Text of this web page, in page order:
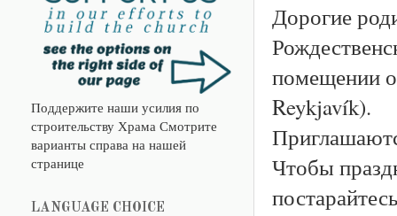
Дорогие
помещении
Reykjavík).
Чтобы
Поддержите наши усилия по
строительству Храма Смотрите
варианты справа на нашей
странице
LANGUAGE CHOICE